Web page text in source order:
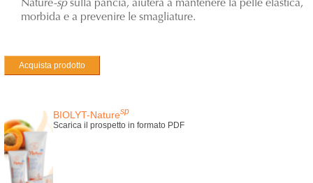
Nature-spsulla pancia, aiuterà a mantenere la pelle elastica,
morbida e a prevenire le smagliature.
Acquista prodotto
BIOLYT-Naturesp
Scarica il prospetto in formato PDF